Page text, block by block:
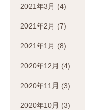
2021年3月 (4)
2021年2月 (7)
2021年1月 (8)
2020年12月 (4)
2020年11月 (3)
2020年10月 (3)